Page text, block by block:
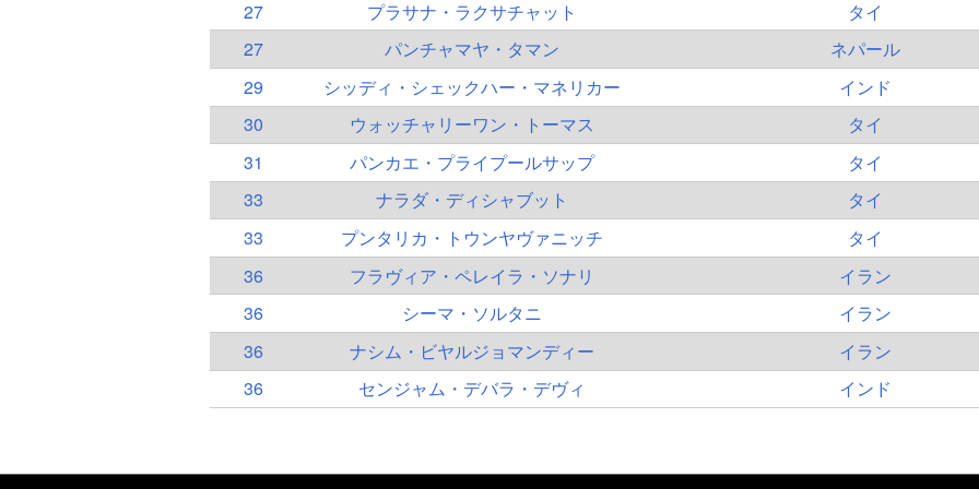
27 プラサナ・ラクサチャット
タイ
27
パンチャマヤ・タマン
ネパール
29
シッディ・シェックハー・マネリカー
インド
30
ウォッチャリーワン・トーマス
タイ
31
パンカエ・プライプールサップ
タイ
33
ナラダ・ディシャブット
タイ
33
プンタリカ・トウンヤヴァニッチ
タイ
36
フラヴィア・ペレイラ・ソナリ
イラン
36
シーマ・ソルタニ
イラン
36
ナシム・ビヤルジョマンディー
イラン
36
センジャム・デバラ・デヴィ インド